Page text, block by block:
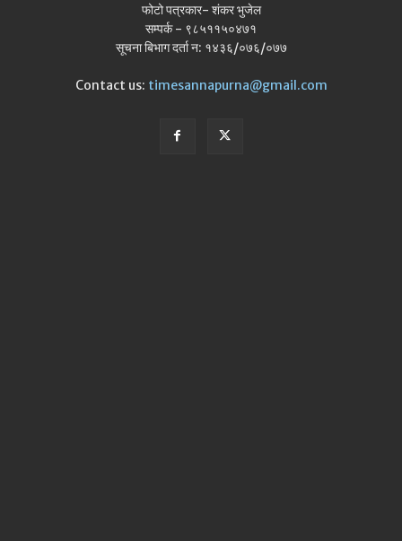
फोटो पत्रकार- शंकर भुजेल
सम्पर्क - ९८५११५०४७१
सूचना बिभाग दर्ता न: १४३६/०७६/०७७
Contact us: timesannapurna@gmail.com